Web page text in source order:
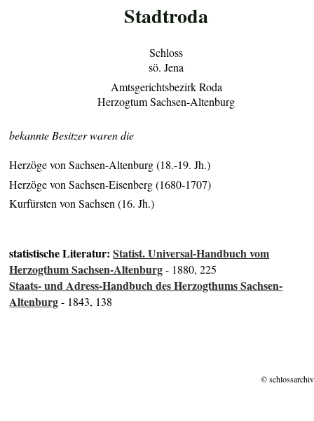
Stadtroda
Schloss
sö. Jena
Amtsgerichtsbezirk Roda
Herzogtum Sachsen-Altenburg
bekannte Besitzer waren die
Herzöge von Sachsen-Altenburg (18.-19. Jh.)
Herzöge von Sachsen-Eisenberg (1680-1707)
Kurfürsten von Sachsen (16. Jh.)
statistische Literatur:Statist. Universal-Handbuch vom
Herzogthum Sachsen-Altenburg- 1880, 225
Staats- und Adress-Handbuch des Herzogthums Sachsen-
Altenburg- 1843, 138
©